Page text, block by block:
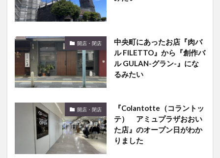
開店・閉店
中央町にあったお店『肉バ
ル FILETTO』から『創作バ
ル GULAN-グラン-』にな
るみたい
開店・閉店
『Colantotte（コラントッ
テ） アミュプラザおおい
た店』のオープン日がわか
りました